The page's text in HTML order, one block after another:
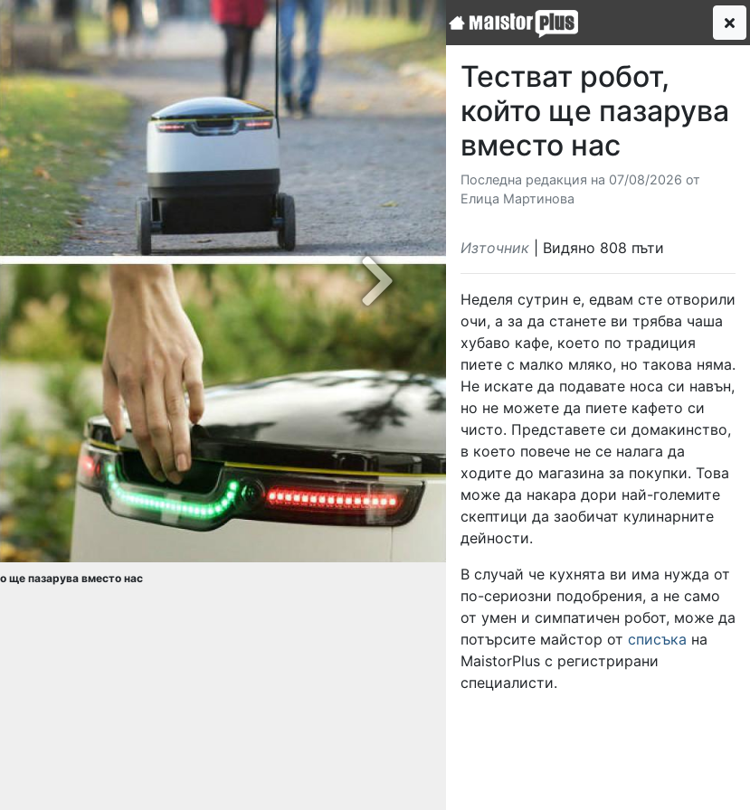
Next
ще пазарува вместо нас
Тестват робот,
който ще пазарува
вместо нас
Последна редакция на 07/08/2026 от
Елица Мартинова
Източник | Видяно 808 пъти
Неделя сутрин е, едвам сте отворили
очи, а за да станете ви трябва чаша
хубаво кафе, което по традиция
пиете с малко мляко, но такова няма.
Не искате да подавате носа си навън,
но не можете да пиете кафето си
чисто. Представете си домакинство,
в което повече не се налага да
ходите до магазина за покупки. Това
може да накара дори най-големите
скептици да заобичат кулинарните
дейности.
В случай че кухнята ви има нужда от
по-сериозни подобрения, а не само
от умен и симпатичен робот, може да
потърсите майстор от списъка на
MaistorPlus с регистрирани
специалисти.